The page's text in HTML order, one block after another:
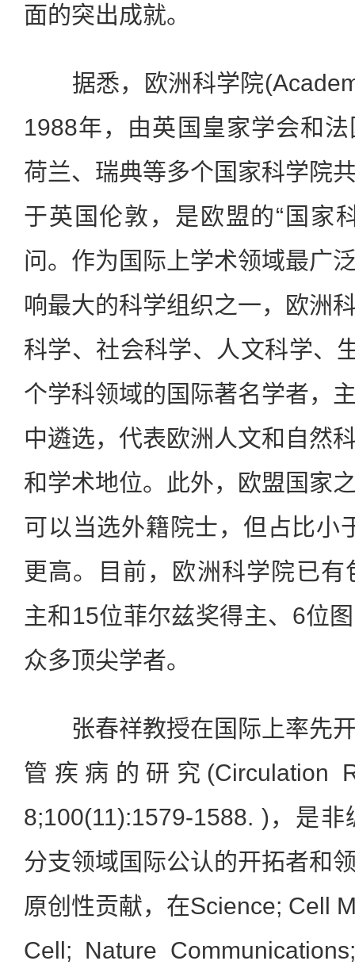
面的突出成就。
据悉，欧洲科学院
1988年，由英国皇家学会和
荷兰、瑞典等多个国家科学院
于英国伦敦，是欧盟的“国家
问。作为国际上学术领域最广
响最大的科学组织之一，欧洲
科学、社会科学、人文科学、
个学科领域的国际著名学者，
中遴选，代表欧洲人文和自然
和学术地位。此外，欧盟国家
可以当选外籍院士，但占比小
更高。目前，欧洲科学院已
主和15位菲尔兹奖得主、6位
众多顶尖学者。
张春祥教授在国际上率先开
管疾病的研究(Circulation
8;100(11):1579-1588. )，是
分支领域国际公认的开拓者和
原创性贡献，在Science; Cell
Cell; Nature